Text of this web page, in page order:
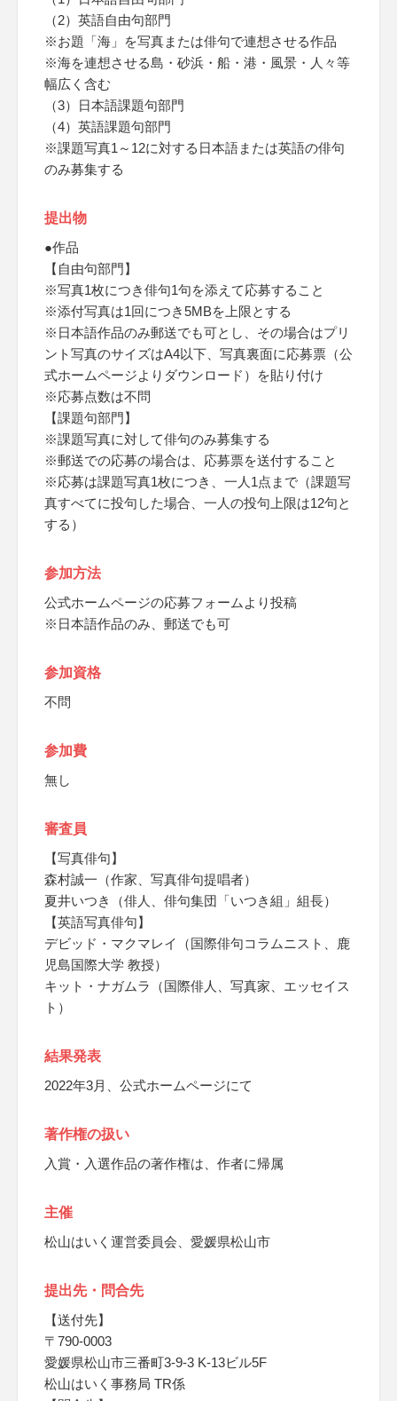
（2）英語自由句部門
※お題「海」を写真または俳句で連想させる作品
※海を連想させる島・砂浜・船・港・風景・人々等
幅広く含む
（3）日本語課題句部門
（4）英語課題句部門
※課題写真1～12に対する日本語または英語の俳句
のみ募集する
提出物
●作品
【自由句部門】
※写真1枚につき俳句1句を添えて応募すること
※添付写真は1回につき5MBを上限とする
※日本語作品のみ郵送でも可とし、その場合はプリ
ント写真のサイズはA4以下、写真裏面に応募票（公
式ホームページよりダウンロード）を貼り付け
※応募点数は不問
【課題句部門】
※課題写真に対して俳句のみ募集する
※郵送での応募の場合は、応募票を送付すること
※応募は課題写真1枚につき、一人1点まで（課題写
真すべてに投句した場合、一人の投句上限は12句と
する）
参加方法
公式ホームページの応募フォームより投稿
※日本語作品のみ、郵送でも可
参加資格
不問
参加費
無し
審査員
【写真俳句】
森村誠一（作家、写真俳句提唱者）
夏井いつき（俳人、俳句集団「いつき組」組長）
【英語写真俳句】
デビッド・マクマレイ（国際俳句コラムニスト、鹿
児島国際大学 教授）
キット・ナガムラ（国際俳人、写真家、エッセイス
ト）
結果発表
2022年3月、公式ホームページにて
著作権の扱い
入賞・入選作品の著作権は、作者に帰属
主催
松山はいく運営委員会、愛媛県松山市
提出先・問合先
【送付先】
〒790-0003
愛媛県松山市三番町3-9-3 K-13ビル5F
松山はいく事務局 TR係